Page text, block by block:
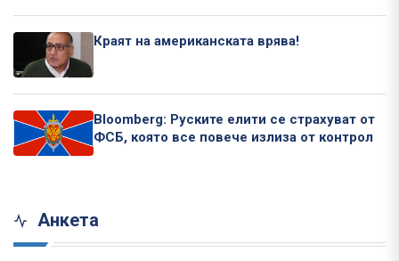
Краят на американската врява!
Bloomberg: Руските елити се страхуват от
ФСБ, която все повече излиза от контрол
Анкета